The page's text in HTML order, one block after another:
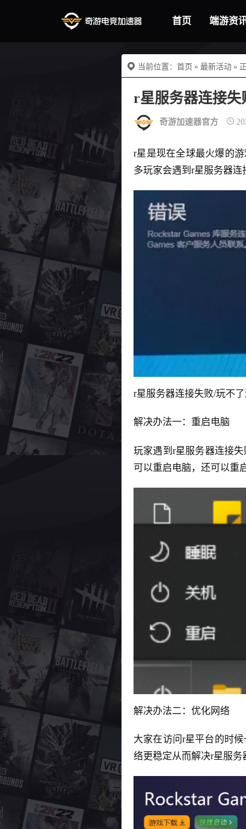
首页 端游资
当前位置： 首页 » 最新活动 »
r星服务器连接失
奇游加速器官方
r星是现在全球最火爆的
多玩家会遇到r星服务器连
r星服务器连接失败/玩不
解决办法一：重启电脑
玩家遇到r星服务器连接
可以重启电脑，还可以重
解决办法二：优化网络
大家在访问r星平台的时
络更稳定从而解决r星服务